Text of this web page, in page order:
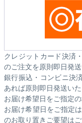
クレジットカード決済
のご注文を原則即日発送
銀行振込・コンビニ決
あれば原則即日発送いた
お届け希望日をご指定
お届け希望日をご指定
のお取り置きご要望はご